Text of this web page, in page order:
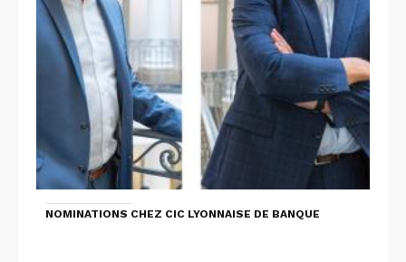
NOMINATIONS CHEZ CIC LYONNAISE DE BANQUE